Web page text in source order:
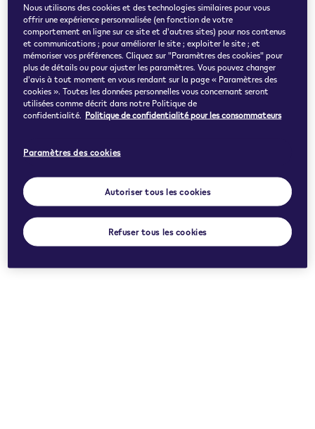
Nous utilisons des cookies et des technologies similaires pour vous
offrir une expérience personnalisée (en fonction de votre
comportement en ligne sur ce site et d'autres sites) pour nos contenus
et communications ; pour améliorer le site ; exploiter le site ; et
mémoriser vos préférences. Cliquez sur "Paramètres des cookies" pour
plus de détails ou pour ajuster les paramètres. Vous pouvez changer
d'avis à tout moment en vous rendant sur la page « Paramètres des
cookies ». Toutes les données personnelles vous concernant seront
utilisées comme décrit dans notre Politique de
confidentialité. Politique de confidentialité pour les consommateurs
Paramètres des cookies
Autoriser tous les cookies
Refuser tous les cookies